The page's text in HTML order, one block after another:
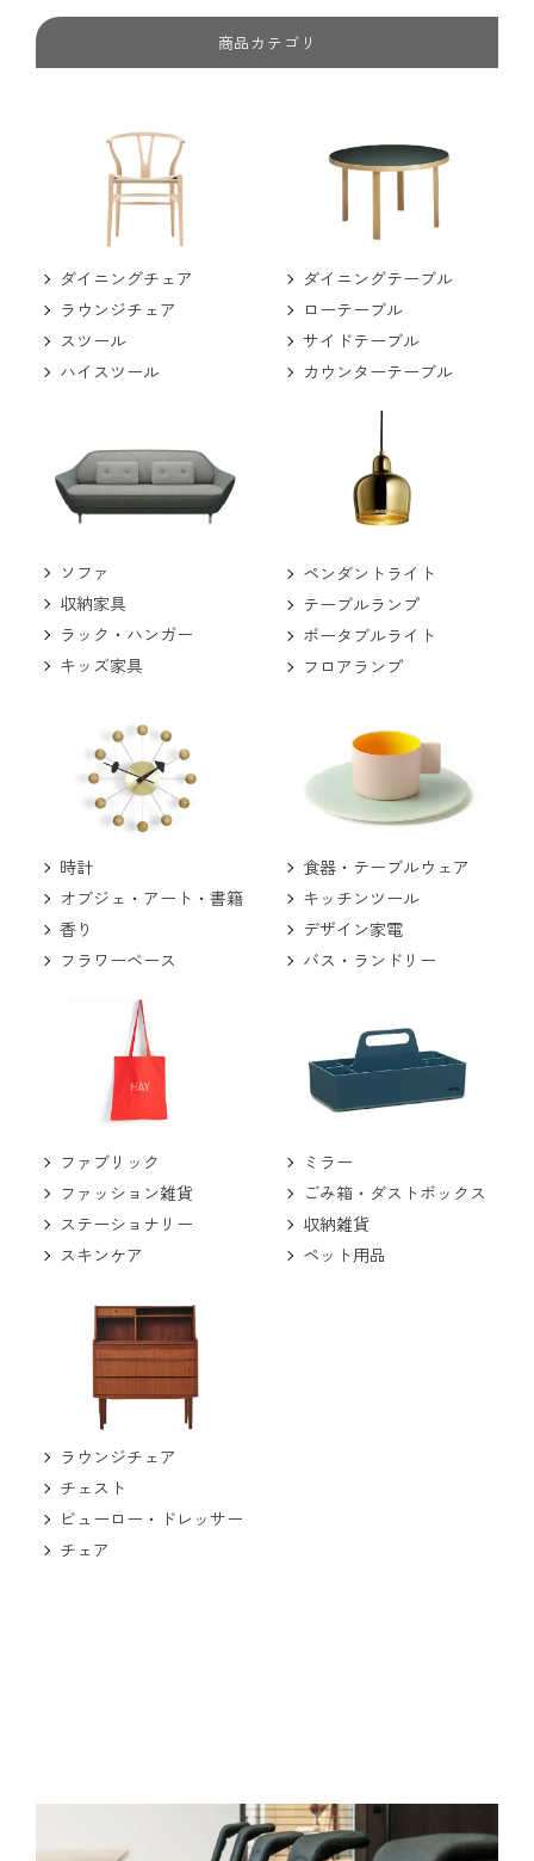
商品カテゴリ
ダイニングチェア
ラウンジチェア
スツール
ハイスツール
ダイニングテーブル
ローテーブル
サイドテーブル
カウンターテーブル
ソファ
収納家具
ラック・ハンガー
キッズ家具
ペンダントライト
テーブルランプ
ポータブルライト
フロアランプ
時計
オブジェ・アート・書籍
香り
フラワーベース
食器・テーブルウェア
キッチンツール
デザイン家電
バス・ランドリー
ファブリック
ファッション雑貨
ステーショナリー
スキンケア
ミラー
ごみ箱・ダストボックス
収納雑貨
ペット用品
ラウンジチェア
チェスト
ビューロー・ドレッサー
チェア